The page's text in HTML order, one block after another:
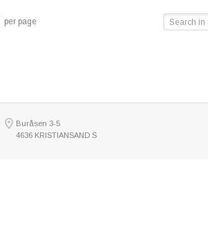
per page
Buråsen 3-5
4636 KRISTIANSAND S